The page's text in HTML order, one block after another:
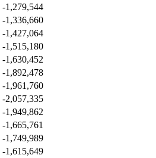
-1,279,544
-1,336,660
-1,427,064
-1,515,180
-1,630,452
-1,892,478
-1,961,760
-2,057,335
-1,949,862
-1,665,761
-1,749,989
-1,615,649